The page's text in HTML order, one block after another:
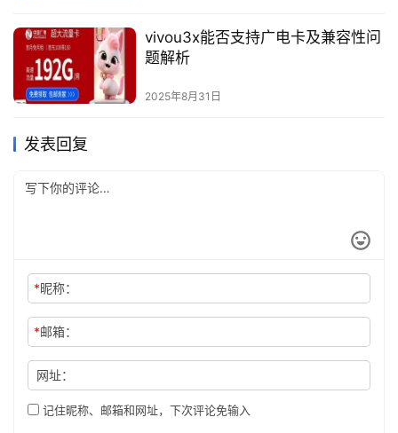
vivou3x能否支持广电卡及兼容性问
题解析
2025年8月31日
发表回复
*昵称：
*邮箱：
网址：
记住昵称、邮箱和网址，下次评论免输入